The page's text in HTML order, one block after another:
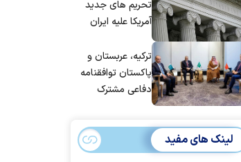
شد
تحریم های جدید
آمریکا علیه ایران
ترکیه، عربستان و
پاکستان توافقنامه
دفاعی مشترک
لینک های مفید